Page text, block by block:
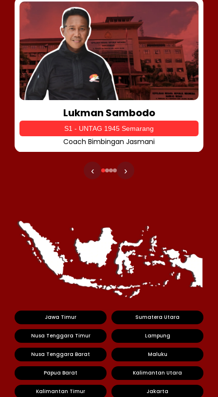
Lukman Sambodo
S1 - UNTAG 1945 Semarang
Coach Bimbingan Jasmani
‹ ›
Jawa Timur Sumatera Utara
Nusa Tenggara Timur Lampung
Nusa Tenggara Barat Maluku
Papua Barat Kalimantan Utara
Kalimantan Timur Jakarta